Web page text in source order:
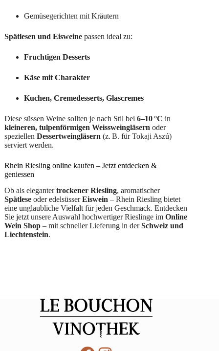
Gemüsegerichten mit Kräutern
Spätlesen und Eisweinepassen ideal zu:
Fruchtigen Desserts
Käse mit Charakter
Kuchen, Cremedesserts, Glascremes
Diese süssen Weine sollten je nach Stil bei 6–10 °C in
kleineren, tulpenförmigen Weissweingläsern oder
speziellen Dessertweingläsern (z. B. für Tokaji Aszú)
serviert werden.
Rhein Riesling online kaufen – Jetzt entdecken &
geniessen
Ob als elegantertrockener Riesling, aromatischer
Spätleseoder edelsüsserEiswein – Rhein Riesling bietet
eine unglaubliche Vielfalt für jeden Geschmack. Entdecken
Sie jetzt unsere Auswahl hochwertiger Rieslinge im Online
Wein Shop– mit schneller Lieferung in derSchweiz und
Liechtenstein.